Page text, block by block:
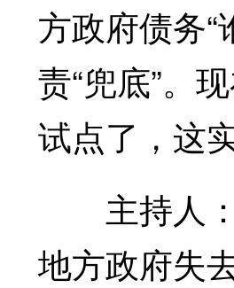
方政府债务
责“兜底”。
试点了，这
主持人：
地方政府失